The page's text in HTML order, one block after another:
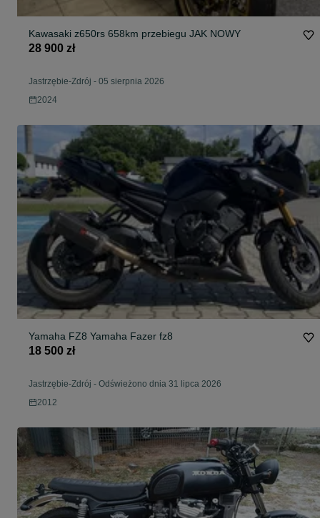
Kawasaki z650rs 658km przebiegu JAK NOWY
28 900 zł
Jastrzębie-Zdrój - 05 sierpnia 2026
2024
Yamaha FZ8 Yamaha Fazer fz8
18 500 zł
Jastrzębie-Zdrój - Odświeżono dnia 31 lipca 2026
2012